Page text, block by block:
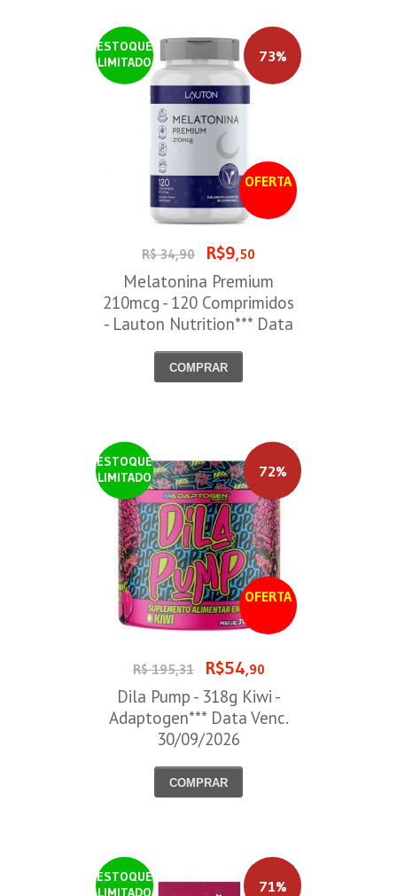
ESTOQUE
LIMITADO
OFERTA
73%
R$ 34,90 R$9,50
Melatonina Premium
210mcg - 120 Comprimidos
- Lauton Nutrition*** Data
COMPRAR
ESTOQUE
LIMITADO
OFERTA
72%
R$ 195,31 R$54,90
Dila Pump - 318g Kiwi -
Adaptogen*** Data Venc.
30/09/2026
COMPRAR
ESTOQUE
LIMITADO
71%